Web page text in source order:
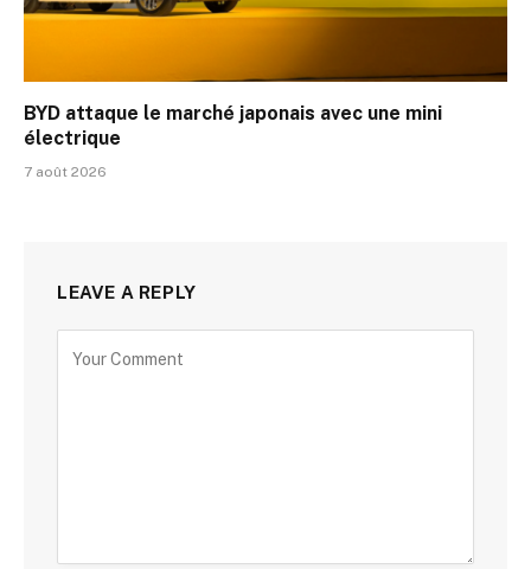
BYD attaque le marché japonais avec une mini
électrique
7 août 2026
LEAVE A REPLY